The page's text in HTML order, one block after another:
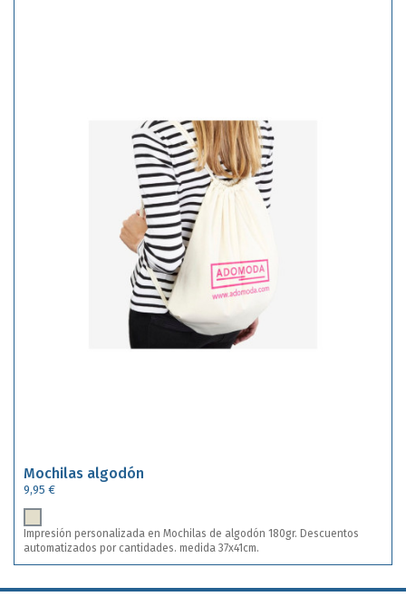
Mochilas algodón
9,95 €
Impresión personalizada en Mochilas de algodón 180gr. Descuentos
automatizados por cantidades. medida 37x41cm.